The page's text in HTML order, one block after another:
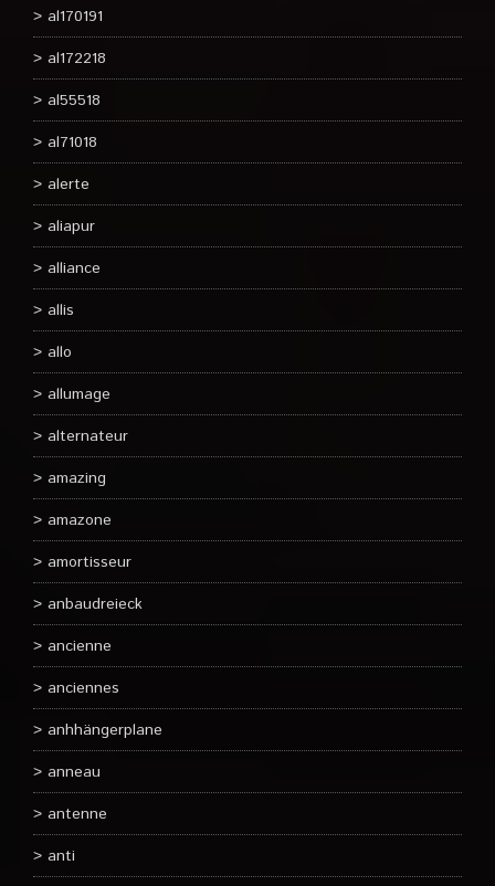
al170191
al172218
al55518
al71018
alerte
aliapur
alliance
allis
allo
allumage
alternateur
amazing
amazone
amortisseur
anbaudreieck
ancienne
anciennes
anhhängerplane
anneau
antenne
anti